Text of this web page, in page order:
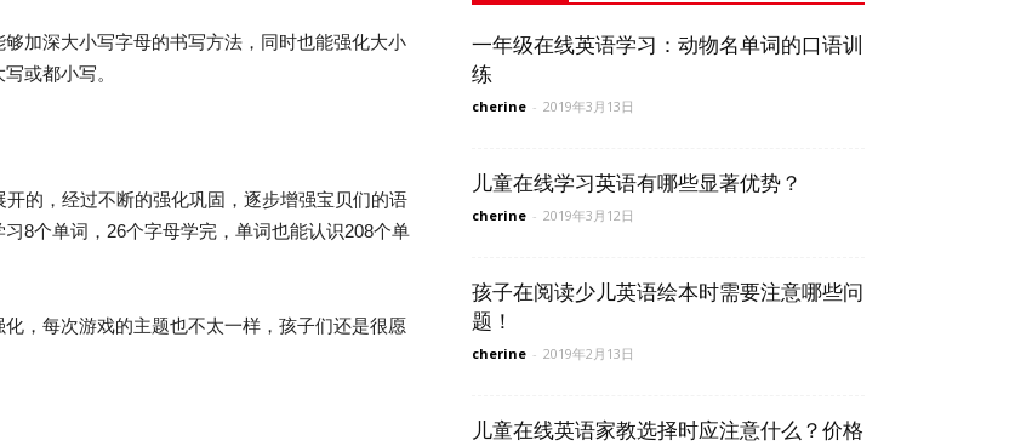
深大小写字母的书写方法，同时也能强化大小
或都小写。
的，经过不断的强化巩固，逐步增强宝贝们的语
8个单词，26个字母学完，单词也能认识208个单
每次游戏的主题也不太一样，孩子们还是很愿
一年级在线英语学习：动物名单词的口语训
练
cherine - 2019年3月13日
儿童在线学习英语有哪些显著优势？
cherine - 2019年3月12日
孩子在阅读少儿英语绘本时需要注意哪些问
题！
cherine - 2019年2月13日
儿童在线英语家教选择时应注意什么？价格